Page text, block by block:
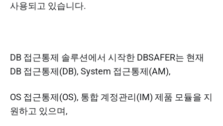
사용되고 있습니다.
DB 접근통제 솔루션에서 시작한 DBSAFER는 현재
DB 접근통제(DB), System 접근통제(AM),
OS 접근통제(OS), 통합 계정관리(IM) 제품 모듈을 지
원하고 있으며,